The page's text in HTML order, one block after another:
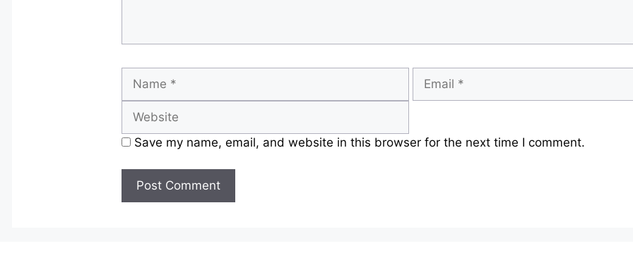
Save my name, email, and website in this browser for the next time I comment.